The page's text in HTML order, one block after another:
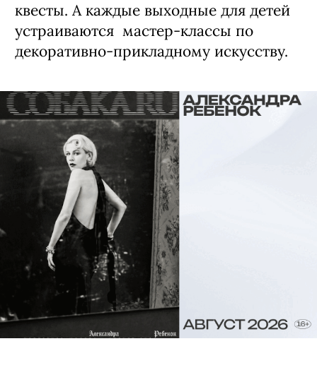
квесты. А каждые выходные для детей
устраиваются мастер-классы по
декоративно-прикладному искусству.